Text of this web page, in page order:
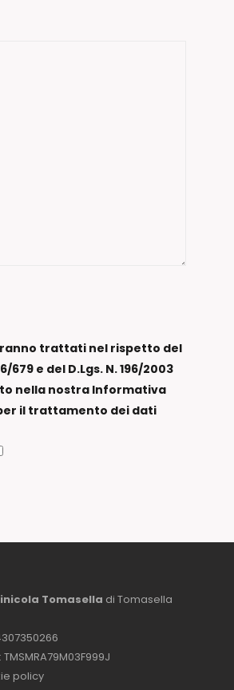
trattati nel rispetto del
679 e del D.Lgs. N. 196/2003
nella nostra Informativa
il trattamento dei dati
Tomasella di Tomasella
policy